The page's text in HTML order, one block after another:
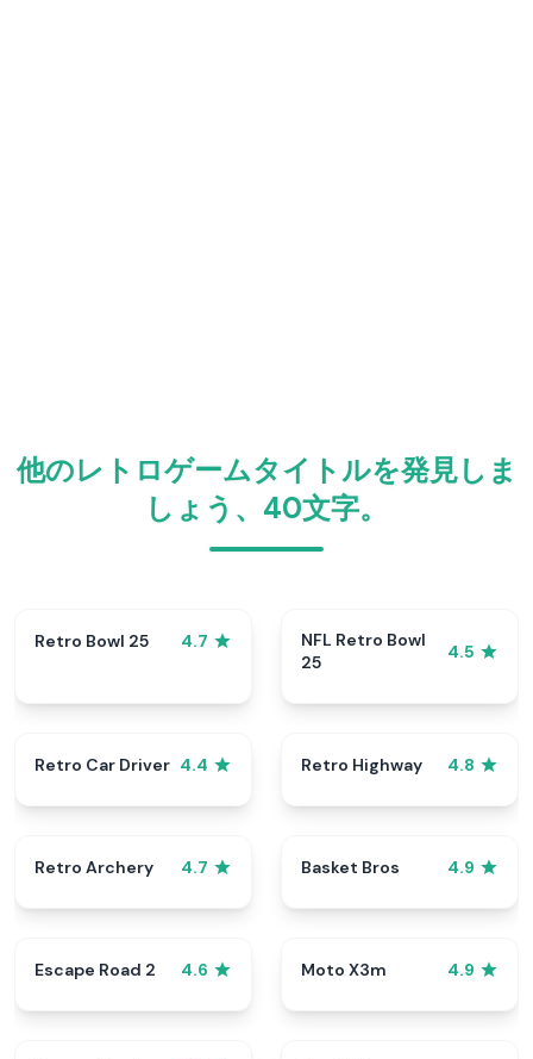
他のレトロゲームタイトルを発見しま
しょう、40文字。
Retro Bowl 25 4.7
NFL Retro Bowl
25
4.5
Retro Car Driver 4.4 Retro Highway 4.8
Retro Archery 4.7 Basket Bros 4.9
Escape Road 2 4.6 Moto X3m 4.9